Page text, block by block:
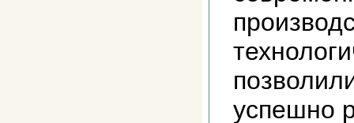
успешно